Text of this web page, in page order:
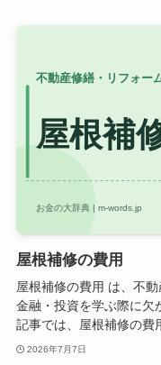
屋根補修の費用
屋根補修の費用 は、不
金融・投資を学ぶ際に欠
記事では、屋根補修の費
2026年7月7日